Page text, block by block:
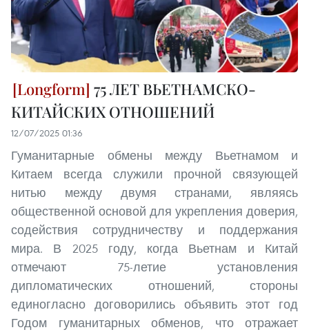
75 ЛЕТ ВЬЕТНАМСКО-
КИТАЙСКИХ ОТНОШЕНИЙ
12/07/2025 01:36
Гуманитарные обмены между Вьетнамом и
Китаем всегда служили прочной связующей
нитью между двумя странами, являясь
общественной основой для укрепления доверия,
содействия сотрудничеству и поддержания
мира. В 2025 году, когда Вьетнам и Китай
отмечают 75-летие установления
дипломатических отношений, стороны
единогласно договорились объявить этот год
Годом гуманитарных обменов, что отражает